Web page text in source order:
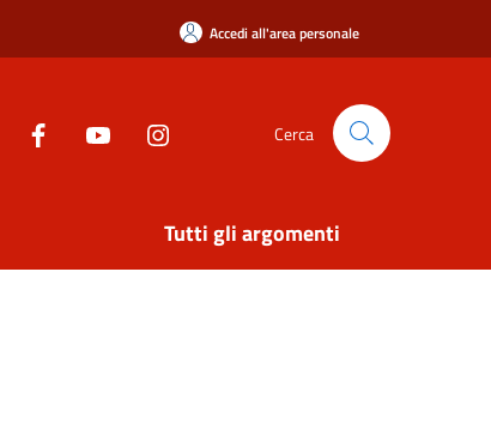
Accedi all'area personale
Cerca
Tutti gli argomenti